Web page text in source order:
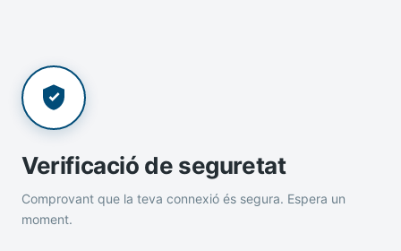
Verificació de seguretat
Comprovant que la teva connexió és segura. Espera un
moment.